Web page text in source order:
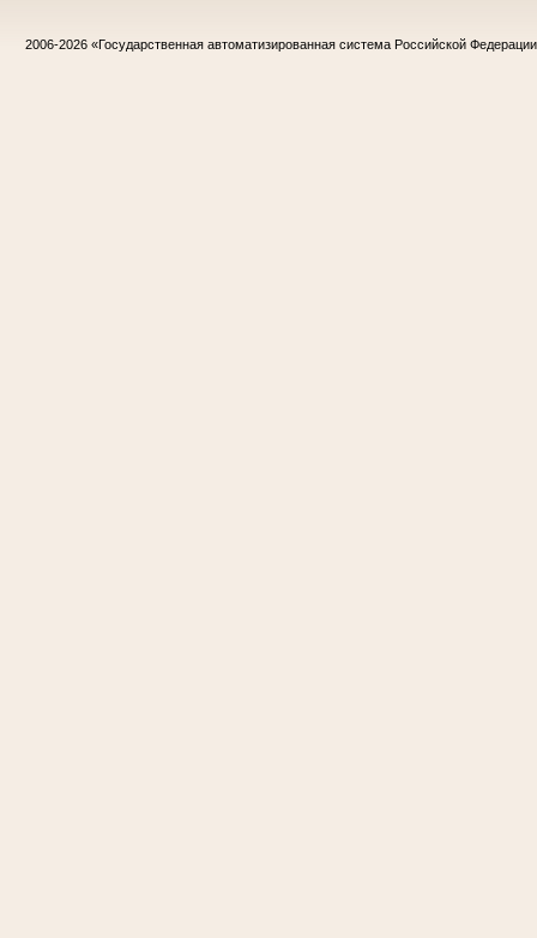
2006-2026 «Государственная автоматизированная система Российской